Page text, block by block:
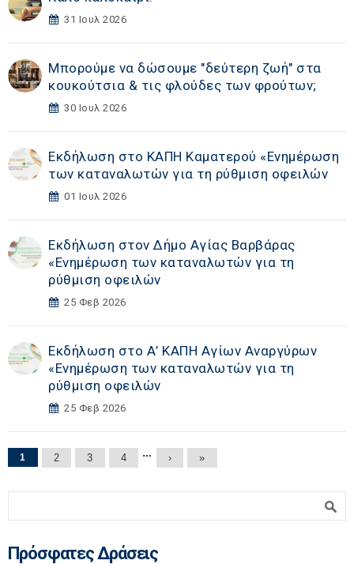
31 Ιουλ 2026
Μπορούμε να δώσουμε "δεύτερη ζωή" στα
κουκούτσια & τις φλούδες των φρούτων;
30 Ιουλ 2026
Εκδήλωση στο ΚΑΠΗ Καματερού «Eνημέρωση
των καταναλωτών για τη ρύθμιση οφειλών
01 Ιουλ 2026
Εκδήλωση στoν Δήμο Αγίας Βαρβάρας
«Eνημέρωση των καταναλωτών για τη
ρύθμιση οφειλών
25 Φεβ 2026
Εκδήλωση στο Α’ ΚΑΠΗ Αγίων Αναργύρων
«Eνημέρωση των καταναλωτών για τη
ρύθμιση οφειλών
25 Φεβ 2026
Σελίδες
1 2 3 4 … › »
Πρόσφατες Δράσεις